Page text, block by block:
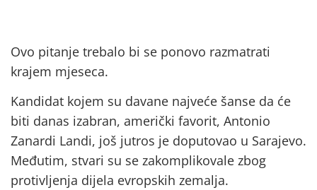
Ovo pitanje trebalo bi se ponovo razmatrati
krajem mjeseca.
Kandidat kojem su davane najveće šanse da će
biti danas izabran, američki favorit, Antonio
Zanardi Landi, još jutros je doputovao u Sarajevo.
Međutim, stvari su se zakomplikovale zbog
protivljenja dijela evropskih zemalja.